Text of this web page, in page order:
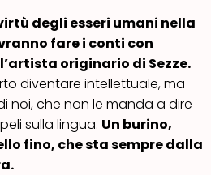
degli esseri umani nella
fare i conti con
originario di Sezze.
diventare intellettuale, ma
noi, che non le manda a dire
sulla lingua. Un burino,
fino, che sta sempre dalla